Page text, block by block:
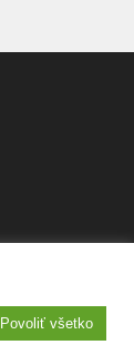
Povoliť všetko